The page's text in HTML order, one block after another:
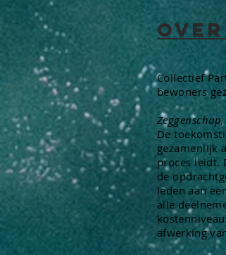
Over
Collectief
bewoners
De
gezamenlijk
procesleidt.
de
leden aan
alle
afwerking